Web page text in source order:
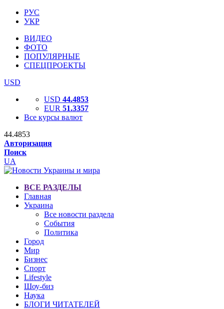
РУС
УКР
ВИДЕО
ФОТО
ПОПУЛЯРНЫЕ
СПЕЦПРОЕКТЫ
USD
USD 44.4853
EUR 51.3357
Все курсы валют
44.4853
Авторизация
Поиск
UA
ВСЕ РАЗДЕЛЫ
Главная
Украина
Все новости раздела
События
Политика
Город
Мир
Бизнес
Спорт
Lifestyle
Шоу-биз
Наука
БЛОГИ ЧИТАТЕЛЕЙ